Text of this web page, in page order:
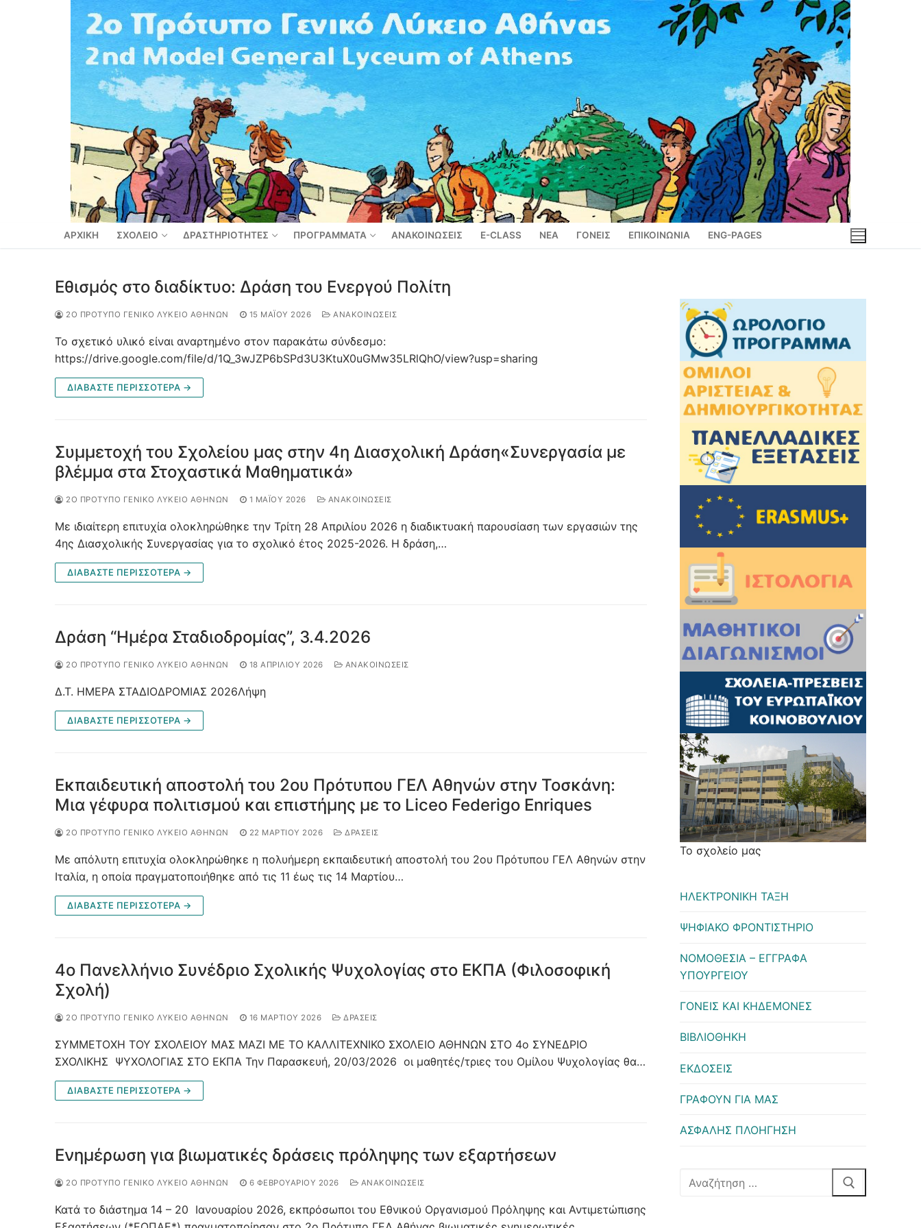
ΑΡΧΙΚΗ ΣΧΟΛΕΙΟ ΔΡΑΣΤΗΡΙΟΤΗΤΕΣ ΠΡΟΓΡΑΜΜΑΤΑ ΑΝΑΚΟΙΝΩΣΕΙΣ E-CLASS ΝΕΑ ΓΟΝΕΙΣ ΕΠΙΚΟΙΝΩΝΙΑ ENG-PAGES
Εθισμός στο διαδίκτυο: Δράση του Ενεργού Πολίτη
2Ο ΠΡΌΤΥΠΟ ΓΕΝΙΚΌ ΛΎΚΕΙΟ ΑΘΗΝΏΝ 15 ΜΑΪ́ΟΥ 2026 ΑΝΑΚΟΙΝΩΣΕΙΣ
Το σχετικό υλικό είναι αναρτημένο στον παρακάτω σύνδεσμο:
https://drive.google.com/file/d/1Q_3wJZP6bSPd3U3KtuX0uGMw35LRlQhO/view?usp=sharing
ΔΙΑΒΆΣΤΕ ΠΕΡΙΣΣΌΤΕΡΑ →
Συμμετοχή του Σχολείου μας στην 4η Διασχολική Δράση«Συνεργασία με
βλέμμα στα Στοχαστικά Μαθηματικά»
2Ο ΠΡΌΤΥΠΟ ΓΕΝΙΚΌ ΛΎΚΕΙΟ ΑΘΗΝΏΝ 1 ΜΑΪ́ΟΥ 2026 ΑΝΑΚΟΙΝΩΣΕΙΣ
Με ιδιαίτερη επιτυχία ολοκληρώθηκε την Τρίτη 28 Απριλίου 2026 η διαδικτυακή παρουσίαση των εργασιών της
4ης Διασχολικής Συνεργασίας για το σχολικό έτος 2025-2026. Η δράση,…
ΔΙΑΒΆΣΤΕ ΠΕΡΙΣΣΌΤΕΡΑ →
Δράση “Ημέρα Σταδιοδρομίας”, 3.4.2026
2Ο ΠΡΌΤΥΠΟ ΓΕΝΙΚΌ ΛΎΚΕΙΟ ΑΘΗΝΏΝ 18 ΑΠΡΙΛΊΟΥ 2026 ΑΝΑΚΟΙΝΩΣΕΙΣ
Δ.Τ. ΗΜΕΡΑ ΣΤΑΔΙΟΔΡΟΜΙΑΣ 2026Λήψη
ΔΙΑΒΆΣΤΕ ΠΕΡΙΣΣΌΤΕΡΑ →
Εκπαιδευτική αποστολή του 2ου Πρότυπου ΓΕΛ Αθηνών στην Τοσκάνη:
Μια γέφυρα πολιτισμού και επιστήμης με το Liceo Federigo Enriques
2Ο ΠΡΌΤΥΠΟ ΓΕΝΙΚΌ ΛΎΚΕΙΟ ΑΘΗΝΏΝ 22 ΜΑΡΤΊΟΥ 2026 ΔΡΆΣΕΙΣ
Με απόλυτη επιτυχία ολοκληρώθηκε η πολυήμερη εκπαιδευτική αποστολή του 2ου Πρότυπου ΓΕΛ Αθηνών στην
Ιταλία, η οποία πραγματοποιήθηκε από τις 11 έως τις 14 Μαρτίου…
ΔΙΑΒΆΣΤΕ ΠΕΡΙΣΣΌΤΕΡΑ →
4ο Πανελλήνιο Συνέδριο Σχολικής Ψυχολογίας στο ΕΚΠΑ (Φιλοσοφική
Σχολή)
2Ο ΠΡΌΤΥΠΟ ΓΕΝΙΚΌ ΛΎΚΕΙΟ ΑΘΗΝΏΝ 16 ΜΑΡΤΊΟΥ 2026 ΔΡΆΣΕΙΣ
ΣΥΜΜΕΤΟΧΗ ΤΟΥ ΣΧΟΛΕΙΟΥ ΜΑΣ ΜΑΖΙ ΜΕ ΤΟ ΚΑΛΛΙΤΕΧΝΙΚΟ ΣΧΟΛΕΙΟ ΑΘΗΝΩΝ ΣΤΟ 4ο ΣΥΝΕΔΡΙΟ
ΣΧΟΛΙΚΗΣ ΨΥΧΟΛΟΓΙΑΣ ΣΤΟ ΕΚΠΑ Την Παρασκευή, 20/03/2026 οι μαθητές/τριες του Ομίλου Ψυχολογίας θα…
ΔΙΑΒΆΣΤΕ ΠΕΡΙΣΣΌΤΕΡΑ →
Ενημέρωση για βιωματικές δράσεις πρόληψης των εξαρτήσεων
2Ο ΠΡΌΤΥΠΟ ΓΕΝΙΚΌ ΛΎΚΕΙΟ ΑΘΗΝΏΝ 6 ΦΕΒΡΟΥΑΡΊΟΥ 2026 ΑΝΑΚΟΙΝΩΣΕΙΣ
Κατά το διάστημα 14 – 20 Ιανουαρίου 2026, εκπρόσωποι του Εθνικού Οργανισμού Πρόληψης και Αντιμετώπισης
Το σχολείο μας
ΗΛΕΚΤΡΟΝΙΚΗ ΤΑΞΗ
ΨΗΦΙΑΚΟ ΦΡΟΝΤΙΣΤΗΡΙΟ
ΝΟΜΟΘΕΣΙΑ – ΕΓΓΡΑΦΑ
ΥΠΟΥΡΓΕΙΟΥ
ΓΟΝΕΙΣ ΚΑΙ ΚΗΔΕΜΟΝΕΣ
ΒΙΒΛΙΟΘΗΚΗ
ΕΚΔΟΣΕΙΣ
ΓΡΑΦΟΥΝ ΓΙΑ ΜΑΣ
ΑΣΦΑΛΗΣ ΠΛΟΗΓΗΣΗ
Αναζήτηση